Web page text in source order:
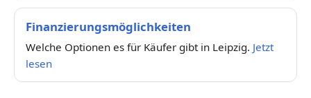
Finanzierungsmöglichkeiten
Welche Optionen es für Käufer gibt in Leipzig. Jetzt
lesen